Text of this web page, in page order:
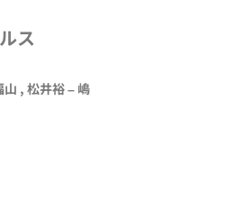
ス
山 , 松井裕 – 嶋